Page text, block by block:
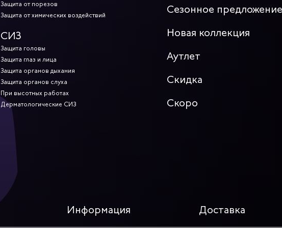
Защита от порезов
Защита от химических воздействий
СИЗ
Защита головы
Защита глаз и лица
Защита органов дыхания
Защита органов слуха
При высотных работах
Дерматологические СИЗ
Сезонное предложение
Новая коллекция
Аутлет
Скидка
Скоро
Информация Доставка